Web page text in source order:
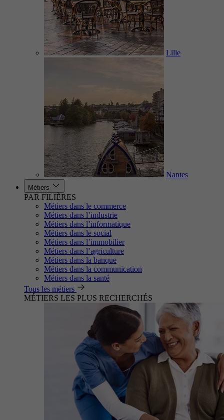
Lille
Nantes
Métiers
PAR FILIÈRES
Métiers dans le commerce
Métiers dans l’industrie
Métiers dans l’informatique
Métiers dans le social
Métiers dans l’immobilier
Métiers dans l’agriculture
Métiers dans la banque
Métiers dans la communication
Métiers dans la santé
Tous les métiers
MÉTIERS LES PLUS RECHERCHÉS